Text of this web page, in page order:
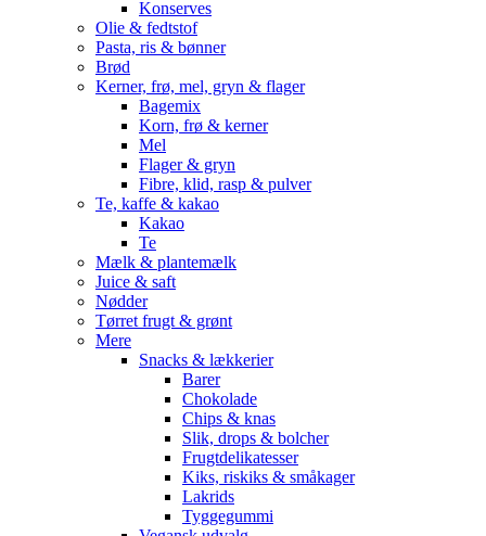
Konserves
Olie & fedtstof
Pasta, ris & bønner
Brød
Kerner, frø, mel, gryn & flager
Bagemix
Korn, frø & kerner
Mel
Flager & gryn
Fibre, klid, rasp & pulver
Te, kaffe & kakao
Kakao
Te
Mælk & plantemælk
Juice & saft
Nødder
Tørret frugt & grønt
Mere
Snacks & lækkerier
Barer
Chokolade
Chips & knas
Slik, drops & bolcher
Frugtdelikatesser
Kiks, riskiks & småkager
Lakrids
Tyggegummi